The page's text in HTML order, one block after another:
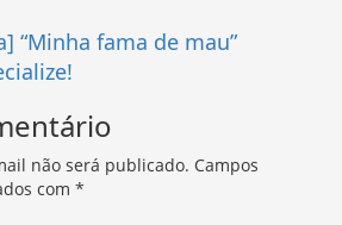
“Minha fama de mau”
não será publicado. Campos
com *